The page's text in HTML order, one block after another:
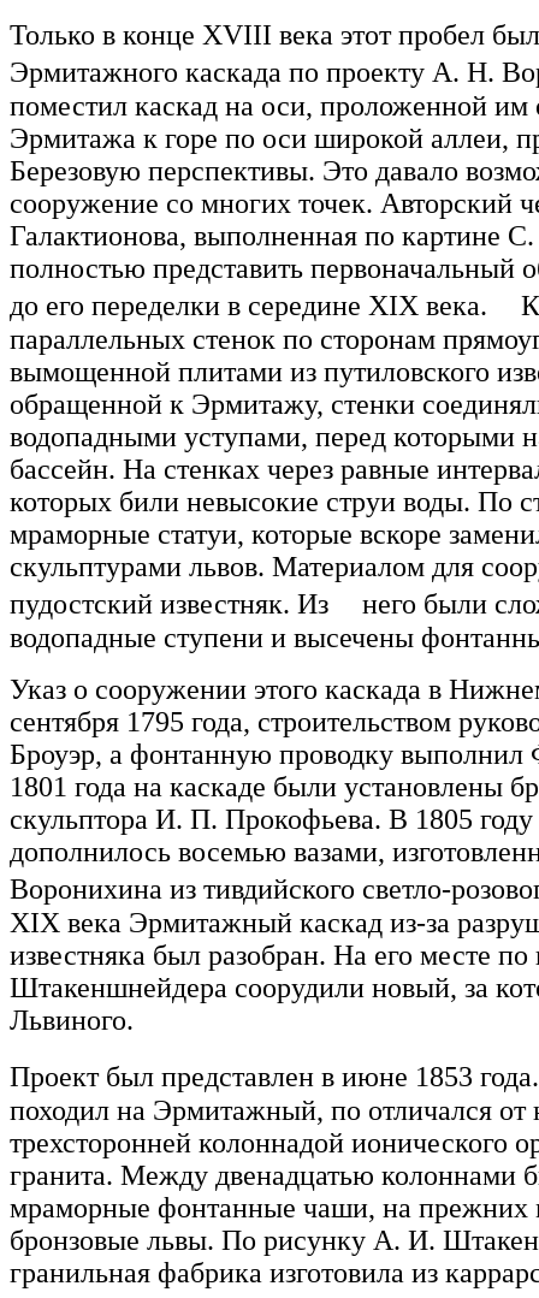
Только в конце XVIII века этот пробел
Эрмитажного каскада по проекту А. Н.
поместил каскад на оси, проложенной им
Эрмитажа к горе по оси широкой аллеи,
Березовую перспективы. Это давало
сооружение со многих точек. Авторский
Галактионова, выполненная по картине
полностью представить первоначальный
до его переделки в середине XIX века.
параллельных стенок по сторонам
вымощенной плитами из путиловского
обращенной к Эрмитажу, стенки
водопадными уступами, перед которыми
бассейн. На стенках через равные
которых били невысокие струи воды. По
мраморные статуи, которые вскоре
скульптурами львов. Материалом для
пудостский известняк. Из него были
водопадные ступени и высечены
Указ о сооружении этого каскада в
сентября 1795 года, строительством
Броуэр, а фонтанную проводку
1801 года на каскаде были установлены
скульптора И. П. Прокофьева. В 1805 году
дополнилось восемью вазами,
Воронихина из тивдийского светло-
XIX века Эрмитажный каскад из-за
известняка был разобран. На его месте
Штакеншнейдера соорудили новый, за
Львиного.
Проект был представлен в июне 1853
походил на Эрмитажный, по отличался от
трехсторонней колоннадой ионического
гранита. Между двенадцатью колоннами
мраморные фонтанные чаши, на прежних
бронзовые львы. По рисунку А. И.
гранильная фабрика изготовила из